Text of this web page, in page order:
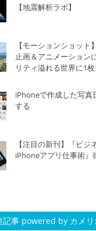
【地震解析ラボ】
【モーションショット
止画＆アニメーション
リティ溢れる世界に1
iPhoneで作成した写真
する
【注目の新刊】『ビ
iPhoneアプリ仕事術』
記事 powered by カメリ